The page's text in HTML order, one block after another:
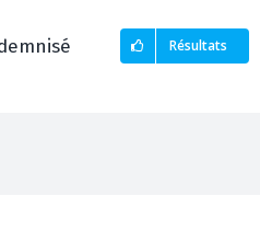
Résultats